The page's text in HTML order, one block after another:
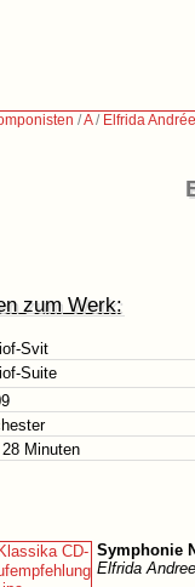
/A/ Elfrida
zum Werk:
Svit
Suite
Minuten
Symphonie
Elfrida